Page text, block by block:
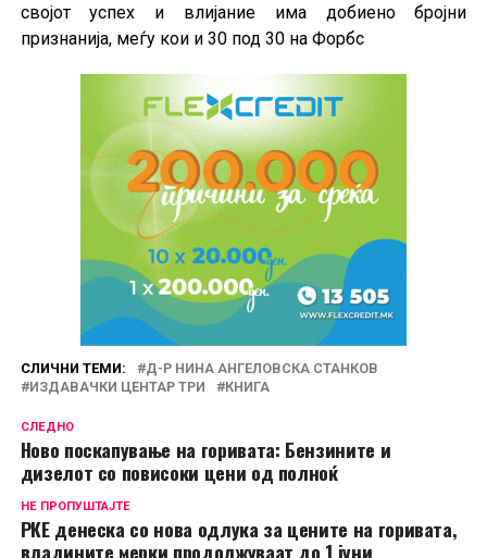
својот успех и влијание има добиено бројни
признанија, меѓу кои и 30 под 30 на Форбс
СЛИЧНИ ТЕМИ:
Д-Р НИНА АНГЕЛОВСКА СТАНКОВ
ИЗДАВАЧКИ ЦЕНТАР ТРИ
КНИГА
СЛЕДНО
Ново поскапување на горивата: Бензините и
дизелот со повисоки цени од полноќ
НЕ ПРОПУШТАЈТЕ
РКЕ денеска со нова одлука за цените на горивата,
владините мерки продолжуваат до 1 јуни